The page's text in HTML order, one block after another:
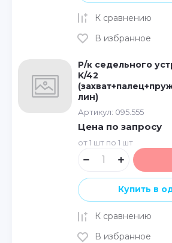
К сравнению
В избранное
Р/к седельного
K/42
лин)
Артикул: 095.555
Цена по запросу
от 1 шт по 1 шт
Купить в
К сравнению
В избранное